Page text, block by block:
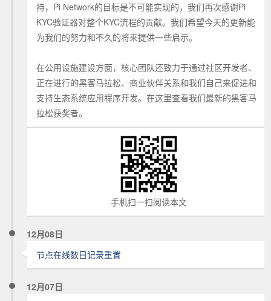
持，Pi Network的目标是不可能实现的，我们再次感谢Pi
KYC验证器对整个KYC流程的贡献。我们希望今天的更新能
为我们的努力和不久的将来提供一些启示。
在公用设施建设方面，核心团队还致力于通过社区开发者、
正在进行的黑客马拉松、商业伙伴关系和我们自己来促进和
支持生态系统应用程序开发。在这里查看我们最新的黑客马
拉松获奖者。
手机扫一扫阅读本文
12月08日
节点在线数目记录重置
12月07日